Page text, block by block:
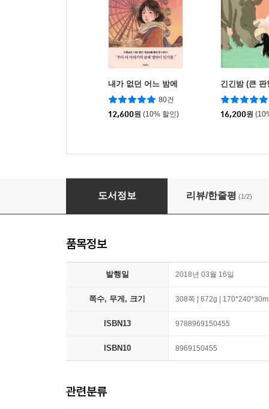
내가 없던 어느 밤에
80건
12,600원 (10% 할인)
긴긴밤 (큰 판
16,200원
수업에 바로 쓰는 독서토론 길잡이
도서정보 리뷰/한줄평 (1/2)
품목정보
발행일 2018년 03월 16일
쪽수, 무게, 크기 308쪽 | 672g |
ISBN13 9788969150455
ISBN10 8969150455
관련분류